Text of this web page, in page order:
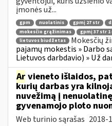
įmonės už...
gpm nuolatinis gpmį 27 str
mokesčio grąžinimas
gpmį 37 str 1
lietuvos biudžetas
Mokesčių
pajamų mokestis » Darbo
Lietuvos darbdavio) » Už
Ar vieneto išlaidos,
kurių darbas yra
nuvežimą į
gyvenamojo ploto
Web turinio sąrašas 2018-